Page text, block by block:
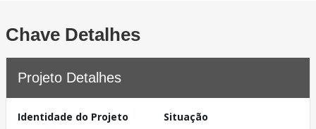
Chave Detalhes
Projeto Detalhes
Identidade do Projeto
Situação